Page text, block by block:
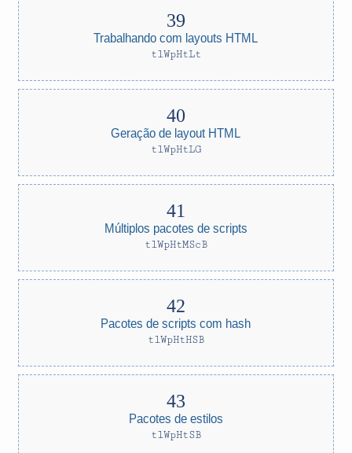
Trabalhando com layouts HTML
tlWpHtLt
Geração de layout HTML
tlWpHtLG
Múltiplos pacotes de scripts
tlWpHtMScB
Pacotes de scripts com hash
tlWpHtHSB
Pacotes de estilos
tlWpHtSB